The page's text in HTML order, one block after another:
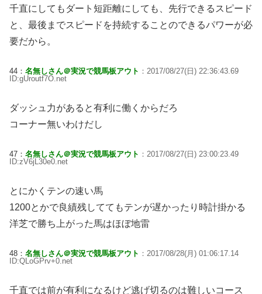
千直にしてもダート短距離にしても、先行できるスピード
と、最後までスピードを持続することのできるパワーが必
要だから。
44： 名無しさん＠実況で競馬板アウト ：2017/08/27(日) 22:36:43.69
ID:gUroutf7O.net
ダッシュ力があると有利に働くからだろ
コーナー無いわけだし
47： 名無しさん＠実況で競馬板アウト ：2017/08/27(日) 23:00:23.49
ID:zV6jL30e0.net
とにかくテンの速い馬
1200とかで良績残しててもテンが遅かったり時計掛かる
洋芝で勝ち上がった馬はほぼ地雷
48： 名無しさん＠実況で競馬板アウト ：2017/08/28(月) 01:06:17.14
ID:QLoGPrv+0.net
千直では前が有利になるけど逃げ切るのは難しいコース